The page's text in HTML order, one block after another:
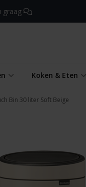
graag
Koken & Eten
Bin 30 liter Soft Beige